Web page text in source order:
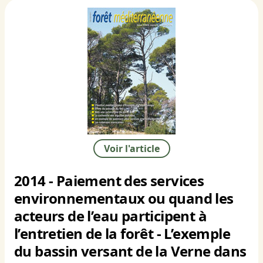
Voir l'article
2014 - Paiement des services
environnementaux ou quand les
acteurs de l’eau participent à
l’entretien de la forêt - L’exemple
du bassin versant de la Verne dans